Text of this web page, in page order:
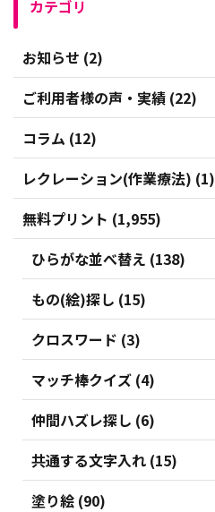
カテゴリ
お知らせ (2)
ご利用者様の声・実績 (22)
コラム (12)
レクレーション(作業療法) (1)
無料プリント (1,955)
ひらがな並べ替え (138)
もの(絵)探し (15)
クロスワード (3)
マッチ棒クイズ (4)
仲間ハズレ探し (6)
共通する文字入れ (15)
塗り絵 (90)